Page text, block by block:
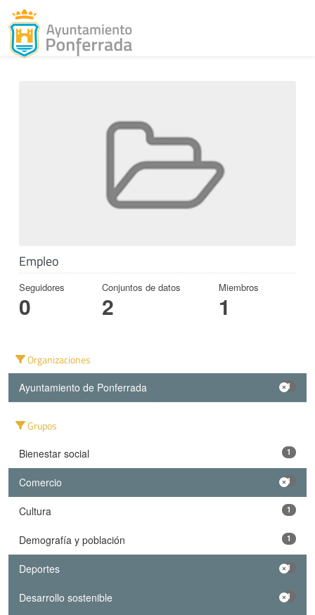
Empleo
Seguidores
0
Conjuntos de datos
2
Miembros
1
Organizaciones
Ayuntamiento de Ponferrada 1
Grupos
Bienestar social 1
Comercio 1
Cultura 1
Demografía y población 1
Deportes 1
Desarrollo sostenible 1